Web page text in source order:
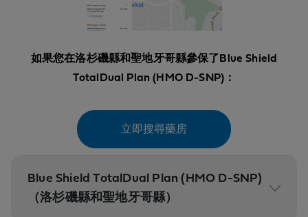
如果您在洛杉磯縣和聖地牙哥縣參保了Blue Shield
TotalDual Plan (HMO D-SNP)：
立即搜尋藥房
Blue Shield TotalDual Plan (HMO D-SNP)
（洛杉磯縣和聖地牙哥縣）